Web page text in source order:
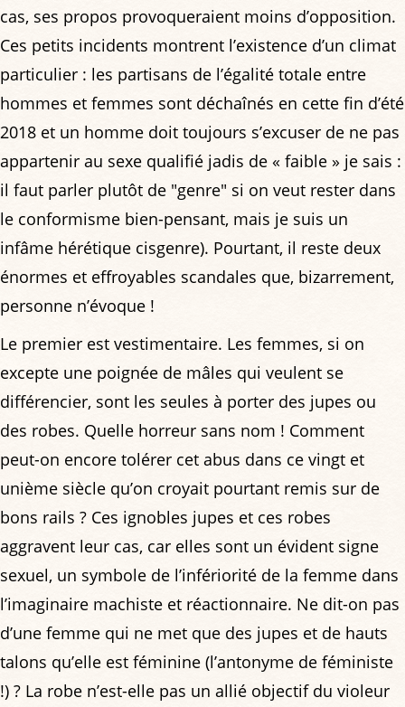
cas, ses propos provoqueraient moins d’opposition.
Ces petits incidents montrent l’existence d’un climat
particulier : les partisans de l’égalité totale entre
hommes et femmes sont déchaînés en cette fin d’été
2018 et un homme doit toujours s’excuser de ne pas
appartenir au sexe qualifié jadis de « faible » je sais :
il faut parler plutôt de "genre" si on veut rester dans
le conformisme bien-pensant, mais je suis un
infâme hérétique cisgenre). Pourtant, il reste deux
énormes et effroyables scandales que, bizarrement,
personne n’évoque !
Le premier est vestimentaire. Les femmes, si on
excepte une poignée de mâles qui veulent se
différencier, sont les seules à porter des jupes ou
des robes. Quelle horreur sans nom ! Comment
peut-on encore tolérer cet abus dans ce vingt et
unième siècle qu’on croyait pourtant remis sur de
bons rails ? Ces ignobles jupes et ces robes
aggravent leur cas, car elles sont un évident signe
sexuel, un symbole de l’infériorité de la femme dans
l’imaginaire machiste et réactionnaire. Ne dit-on pas
d’une femme qui ne met que des jupes et de hauts
talons qu’elle est féminine (l’antonyme de féministe
!) ? La robe n’est-elle pas un allié objectif du violeur